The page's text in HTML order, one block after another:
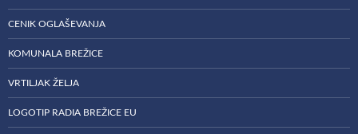
CENIK OGLAŠEVANJA
KOMUNALA BREŽICE
VRTILJAK ŽELJA
LOGOTIP RADIA BREŽICE EU